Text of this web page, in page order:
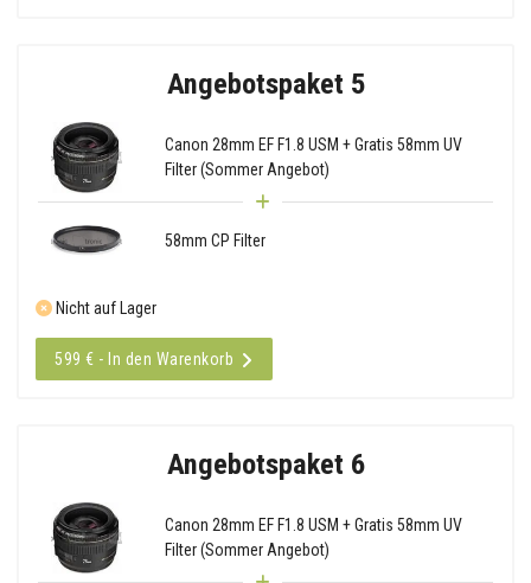
Angebotspaket 5
Canon 28mm EF F1.8 USM + Gratis 58mm UV
Filter (Sommer Angebot)
58mm CP Filter
Nicht auf Lager
599 € - In den Warenkorb
Angebotspaket 6
Canon 28mm EF F1.8 USM + Gratis 58mm UV
Filter (Sommer Angebot)